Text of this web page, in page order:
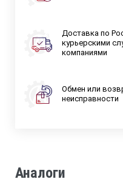
Доставка по
курьерскими
компаниями
Обмен или
неисправности
Аналоги